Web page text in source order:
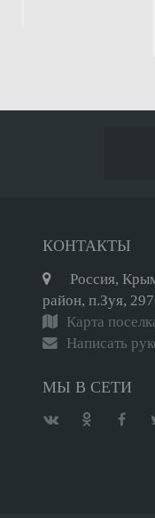
КОНТАКТЫ
Россия,
район, п.Зуя,
Карта
Написать
МЫ В СЕТИ